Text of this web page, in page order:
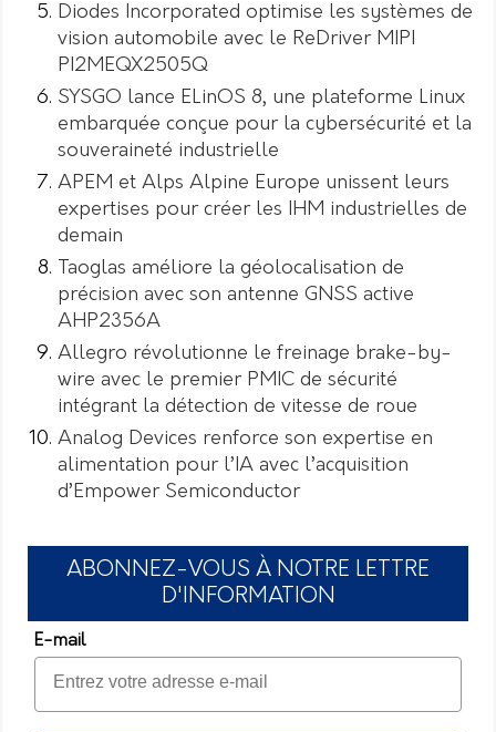
Diodes Incorporated optimise les systèmes de
vision automobile avec le ReDriver MIPI
PI2MEQX2505Q
SYSGO lance ELinOS 8, une plateforme Linux
embarquée conçue pour la cybersécurité et la
souveraineté industrielle
APEM et Alps Alpine Europe unissent leurs
expertises pour créer les IHM industrielles de
demain
Taoglas améliore la géolocalisation de
précision avec son antenne GNSS active
AHP2356A
Allegro révolutionne le freinage brake-by-
wire avec le premier PMIC de sécurité
intégrant la détection de vitesse de roue
Analog Devices renforce son expertise en
alimentation pour l’IA avec l’acquisition
d’Empower Semiconductor
ABONNEZ-VOUS À NOTRE LETTRE
D'INFORMATION
E-mail